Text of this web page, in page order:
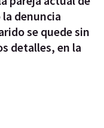
denuncia
se quede sin
detalles, en la